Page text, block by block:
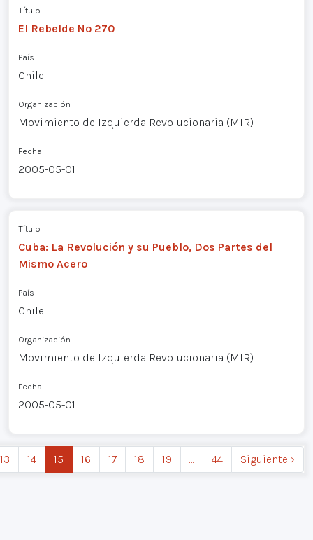
Título
El Rebelde Nº 270
País
Chile
Organización
Movimiento de Izquierda Revolucionaria (MIR)
Fecha
2005-05-01
Título
Cuba: La Revolución y su Pueblo, Dos Partes del
Mismo Acero
País
Chile
Organización
Movimiento de Izquierda Revolucionaria (MIR)
Fecha
2005-05-01
13 14 15 16 17 18 19 … 44 Siguiente ›